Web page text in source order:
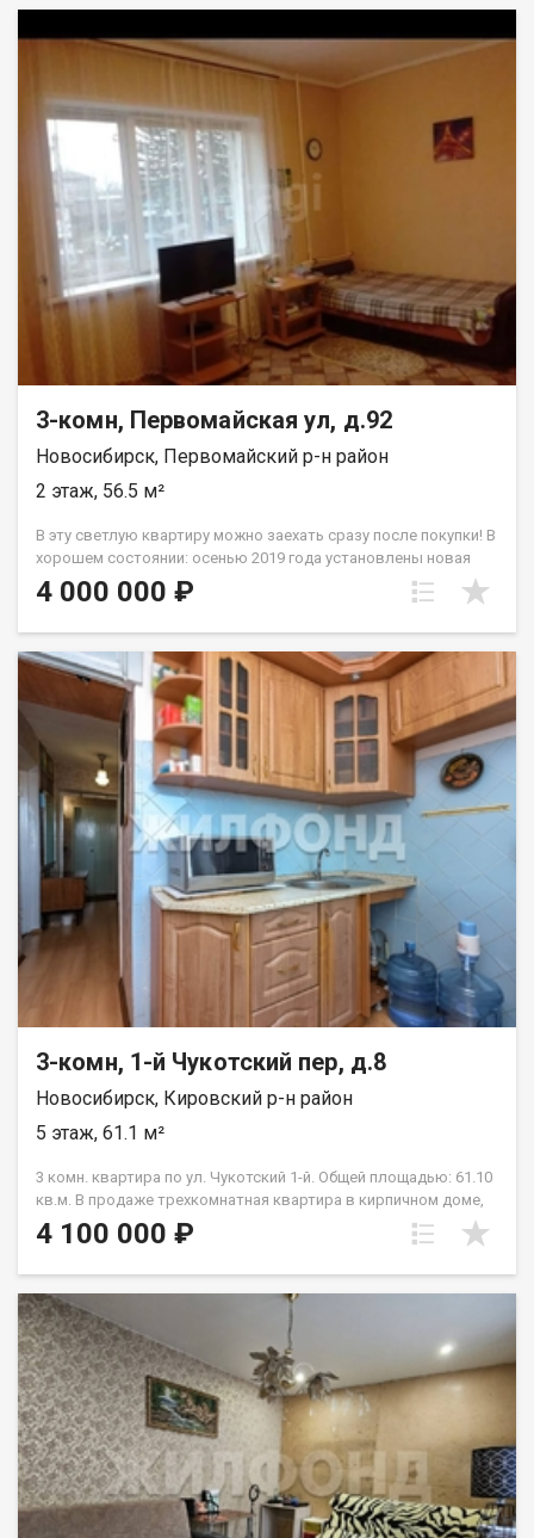
детских садов Радуга, Белочка, школы № 109, 94, Лицей
квартире поменяны все окна на пластиковые, установлена
новая входная дверь. Квартира требует ремонта и это
отличный вариант сделать ремонт по своему вкусу. Теплый 4-
х этажный дом красивой аутентичной архитектуры. Код
пользователя: 121433 Номер в базе: 5431026
3-комн, Первомайская ул, д.92
Новосибирск, Первомайский р-н район
2 этаж, 56.5 м²
В эту светлую квартиру можно заехать сразу после покупки! В
хорошем состоянии: осенью 2019 года установлены новая
входная дверь и качественные пластиковые окна. Санузел
оснащён современной душевой кабиной, а на тёплые
было, что гарантирует отсутствие проблем с документами.
Квартира находится в собственности у одного хозяина.
Идеальное расположение для тех, кто ценит время: до
остановки общественного транспорта всего 2 минуты
пешком, а через дорогу — железнодорожная станция.
Доехать до станции метро «Речной вокзал» можно без пробок
на электричке. Рядом вся необходимая инфраструктура:
школа и детский сад. Код пользователя: 196957 Номер в базе:
12841694
4 000 000 ₽
3-комн, 1-й Чукотский пер, д.8
Новосибирск, Кировский р-н район
5 этаж, 61.1 м²
3 комн. квартира по ул. Чукотский 1-й. Общей площадью: 61.10
кв.м. В продаже трехкомнатная квартира в кирпичном доме,
по цене двухкомнатной квартиры. Проживание в тихом
спокойном районе левого берега, вдали от больших и
Маркса вас отделяет 2 км, 7-10 мин на машине. 200 метров
остановка общественного транспорта. Во дворе хорошая
детская площадка. Школа и садик в пешей доступности (600
м) Подходит под ипотеку и мат кап. Приглашаем на просмотр.
Рядом с объектом находятся:1 школа,1 детский сад,2
продуктовых магазина,1 колледж. Возможен обмен на вашу
недвижимость. Возможна продажа в рассрочку. При звонке,
пожалуйста, сообщите номер варианта - JV003054139402.
4 100 000 ₽